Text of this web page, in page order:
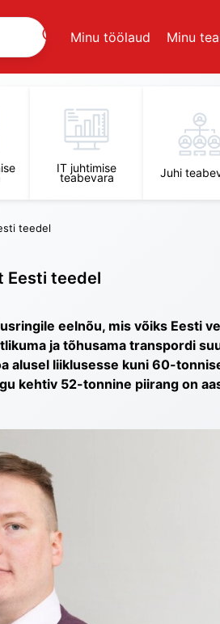
Minu töölaud Minu
IT juhtimise
teabevara Juhi
teedel
Eesti teedel
eelnõu, mis võiks Eesti
ja tõhusama transpordi
alusel liiklusesse kuni 60-
kehtiv 52-tonnine piirang on